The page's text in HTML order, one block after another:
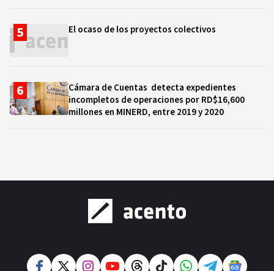
El ocaso de los proyectos colectivos
Cámara de Cuentas detecta expedientes
incompletos de operaciones por RD$16,600
millones en MINERD, entre 2019 y 2020